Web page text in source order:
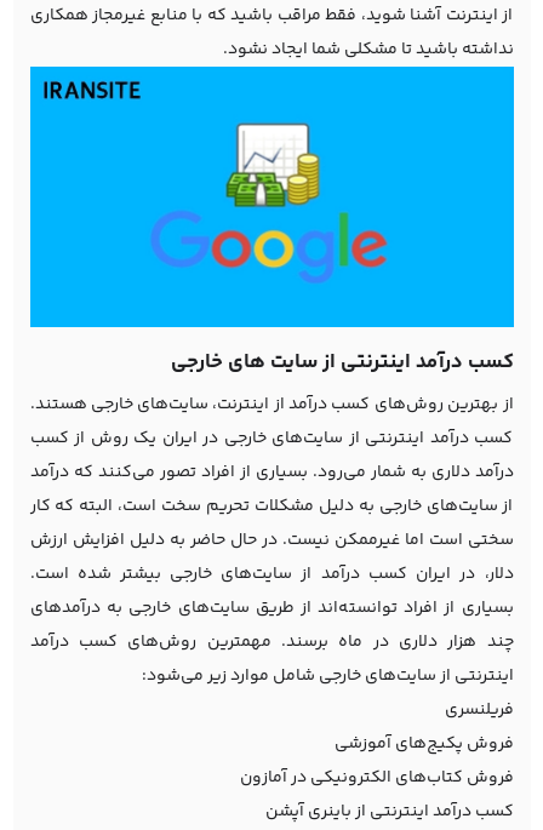
از اینترنت آشنا شوید، فقط مراقب باشید که با منابع غیرمجاز همکاری
نداشته باشید تا مشکلی شما ایجاد نشود.
کسب درآمد اینترنتی از سایت های خارجی
از بهترین روش‌های کسب درآمد از اینترنت، سایت‌های خارجی هستند.
کسب درآمد اینترنتی از سایت‌های خارجی در ایران یک روش از کسب
درآمد دلاری به شمار می‌رود. بسیاری از افراد تصور می‌کنند که درآمد
از سایت‌های خارجی به دلیل مشکلات تحریم سخت است، البته که کار
سختی است اما غیرممکن نیست. در حال حاضر به دلیل افزایش ارزش
دلار، در ایران کسب درآمد از سایت‌های خارجی بیشتر شده است.
بسیاری از افراد توانسته‌اند از طریق سایت‌های خارجی به درآمدهای
چند هزار دلاری در ماه برسند. مهمترین روش‌های کسب درآمد
اینترنتی از سایت‌های خارجی شامل موارد زیر می‌شود:
فریلنسری
فروش پکیج‌های آموزشی
فروش کتاب‌های الکترونیکی در آمازون
کسب درآمد اینترنتی از باینری آپشن